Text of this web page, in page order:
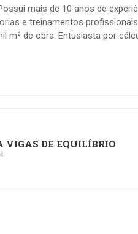
mais de 10 anos de
e treinamentos
m² de obra. Entusiasta por
VIGAS DE EQUILÍBRIO